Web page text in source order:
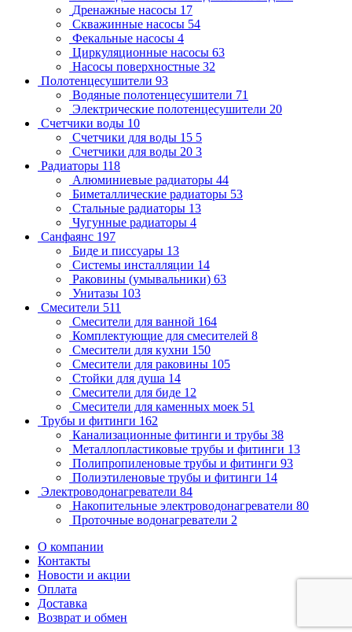
Дренажные насосы 17
Скважинные насосы 54
Фекальные насосы 4
Циркуляционные насосы 63
Насосы поверхностные 32
Полотенцесушители 93
Водяные полотенцесушители 71
Электрические полотенцесушители 20
Счетчики воды 10
Счетчики для воды 15 5
Счетчики для воды 20 3
Радиаторы 118
Алюминиевые радиаторы 44
Биметаллические радиаторы 53
Стальные радиаторы 13
Чугунные радиаторы 4
Санфаянс 197
Биде и писсуары 13
Системы инсталляции 14
Раковины (умывальники) 63
Унитазы 103
Смесители 511
Смесители для ванной 164
Комплектующие для смесителей 8
Смесители для кухни 150
Смесители для раковины 105
Стойки для душа 14
Смесители для биде 12
Смесители для каменных моек 51
Трубы и фитинги 162
Канализационные фитинги и трубы 38
Металлопластиковые трубы и фитинги 13
Полипропиленовые трубы и фитинги 93
Полиэтиленовые трубы и фитинги 14
Электроводонагреватели 84
Накопительные электроводонагреватели 80
Проточные водонагреватели 2
О компании
Контакты
Новости и акции
Оплата
Доставка
Возврат и обмен